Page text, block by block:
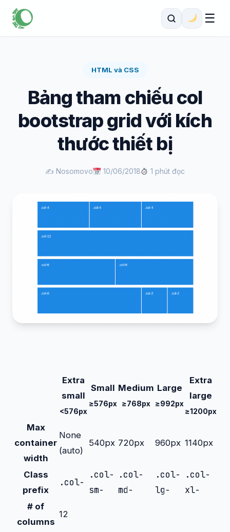
☰
HTML và CSS
Bảng tham chiếu col
bootstrap grid với kích
thước thiết bị
✍️ Nosomovo 10/06/2018 1 phút đọc
Extra
small
<576px
Small
≥576px
Medium
≥768px
Large
≥992px
Extra
large
≥1200px
Max
container
width
None
(auto)
540px 720px 960px 1140px
Class
prefix
.col-
.col-
sm-
.col-
md-
.col-
lg-
.col-
xl-
# of
columns
12